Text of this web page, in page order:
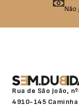
Não
Rua de São João,
4910-145 Caminha